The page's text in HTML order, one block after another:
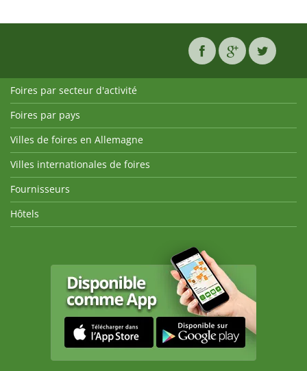
Foires par secteur d'activité
Foires par pays
Villes de foires en Allemagne
Villes internationales de foires
Fournisseurs
Hôtels